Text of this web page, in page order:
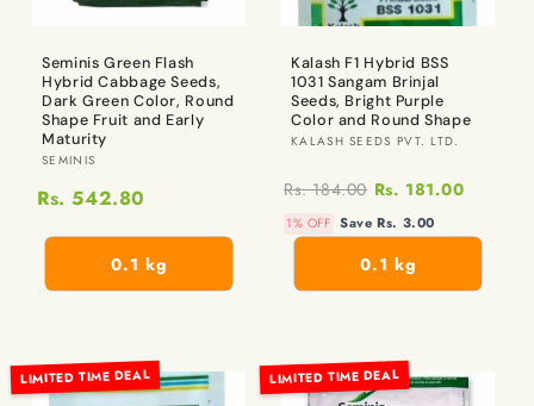
Seminis Green Flash
Hybrid Cabbage Seeds,
Dark Green Color, Round
Shape Fruit and Early
Maturity
విక్రేత:
SEMINIS
0.1 kg
Rs. 542.80
Kalash F1 Hybrid BSS
1031 Sangam Brinjal
Seeds, Bright Purple
Color and Round Shape
విక్రేత:
KALASH SEEDS PVT. LTD.
0.1 kg
Rs. 184.00 Rs. 181.00
1% OFF Save Rs. 3.00
LIMITED TIME DEAL LIMITED TIME DEAL